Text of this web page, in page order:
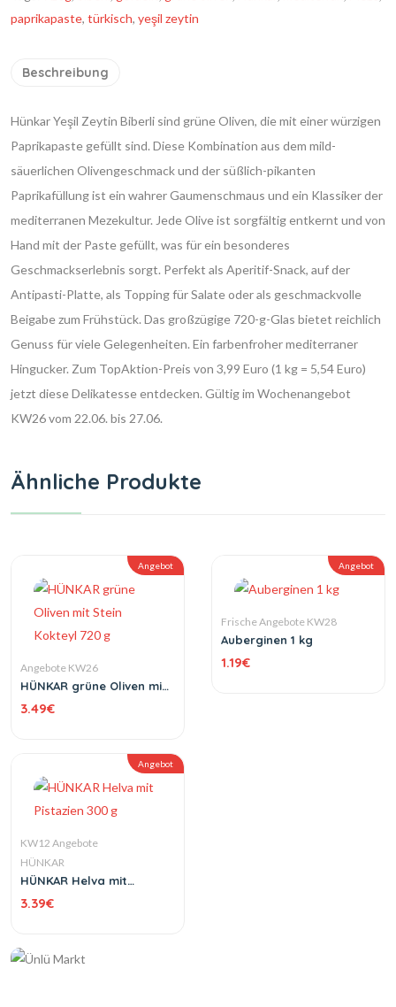
paprikapaste, türkisch, yeşil zeytin
Beschreibung
Hünkar Yeşil Zeytin Biberli sind grüne Oliven, die mit einer würzigen
Paprikapaste gefüllt sind. Diese Kombination aus dem mild-
säuerlichen Olivengeschmack und der süßlich-pikanten
Paprikafüllung ist ein wahrer Gaumenschmaus und ein Klassiker der
mediterranen Mezekultur. Jede Olive ist sorgfältig entkernt und von
Hand mit der Paste gefüllt, was für ein besonderes
Geschmackserlebnis sorgt. Perfekt als Aperitif-Snack, auf der
Antipasti-Platte, als Topping für Salate oder als geschmackvolle
Beigabe zum Frühstück. Das großzügige 720-g-Glas bietet reichlich
Genuss für viele Gelegenheiten. Ein farbenfroher mediterraner
Hingucker. Zum TopAktion-Preis von 3,99 Euro (1 kg = 5,54 Euro)
jetzt diese Delikatesse entdecken. Gültig im Wochenangebot
KW26 vom 22.06. bis 27.06.
Ähnliche Produkte
Angebot
Angebote KW26
HÜNKAR grüne Oliven mit
3.49€
Angebot
Frische Angebote KW28
Auberginen 1 kg
1.19€
Angebot
KW12 Angebote
HÜNKAR
HÜNKAR Helva mit
3.39€